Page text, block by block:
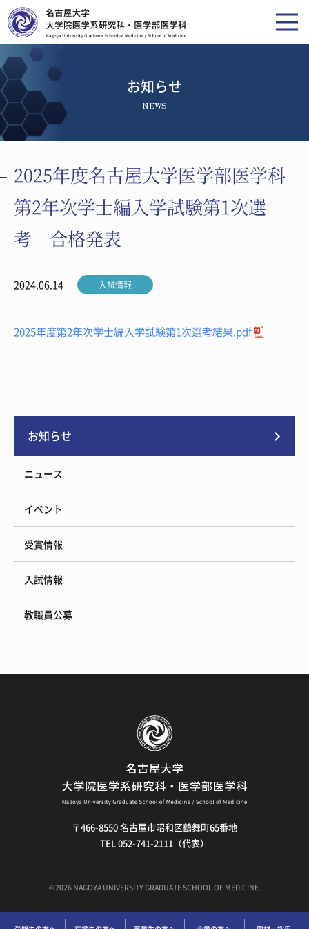
お知らせ
NEWS
2025年度名古屋大学医学部医学科
第2年次学士編入学試験第1次選
考 合格発表
2024.06.14 入試情報
2025年度第2年次学士編入学試験第1次選考結果.pdf
お知らせ
ニュース
イベント
受賞情報
入試情報
教職員公募
〒466-8550 名古屋市昭和区鶴舞町65番地
TEL 052-741-2111（代表）
©2026NAGOYA UNIVERSITY GRADUATE SCHOOL OF MEDICINE.